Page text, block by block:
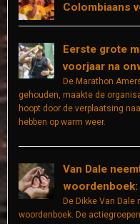
Colombiaans
Eerste grote
voorjaar na
De Marathon
gehouden, maakte de
hoopt door de verplaatsing
hebben op warm weer.
Van Dale
De Dikke Van
woordenboek. De